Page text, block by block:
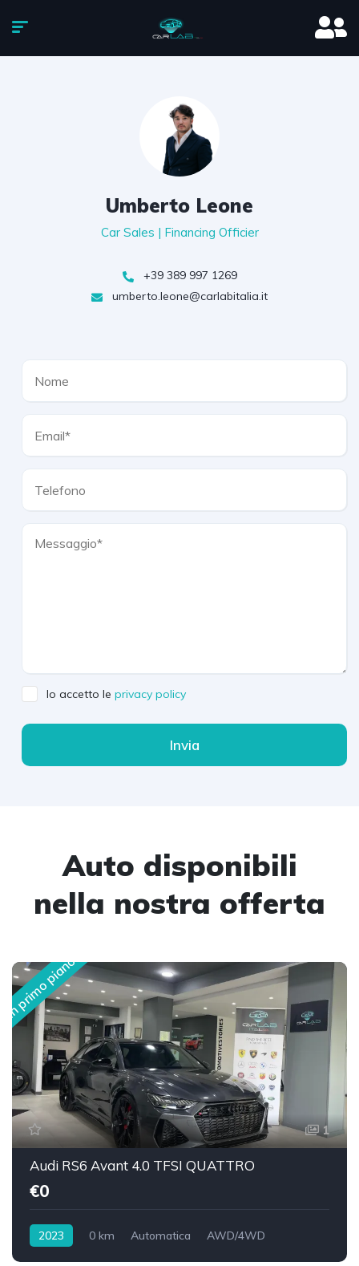
Umberto Leone
Car Sales | Financing Officier
+39 389 997 1269
umberto.leone@carlabitalia.it
Io accetto le privacy policy
Invia
Auto disponibili
nella nostra offerta
In primo piano
1
Audi RS6 Avant 4.0 TFSI QUATTRO
€0
2023 0 km Automatica AWD/4WD